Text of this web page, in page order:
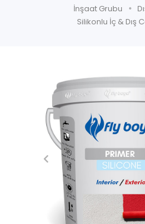
İnşaat Grubu
Silikonlu İç & Dış